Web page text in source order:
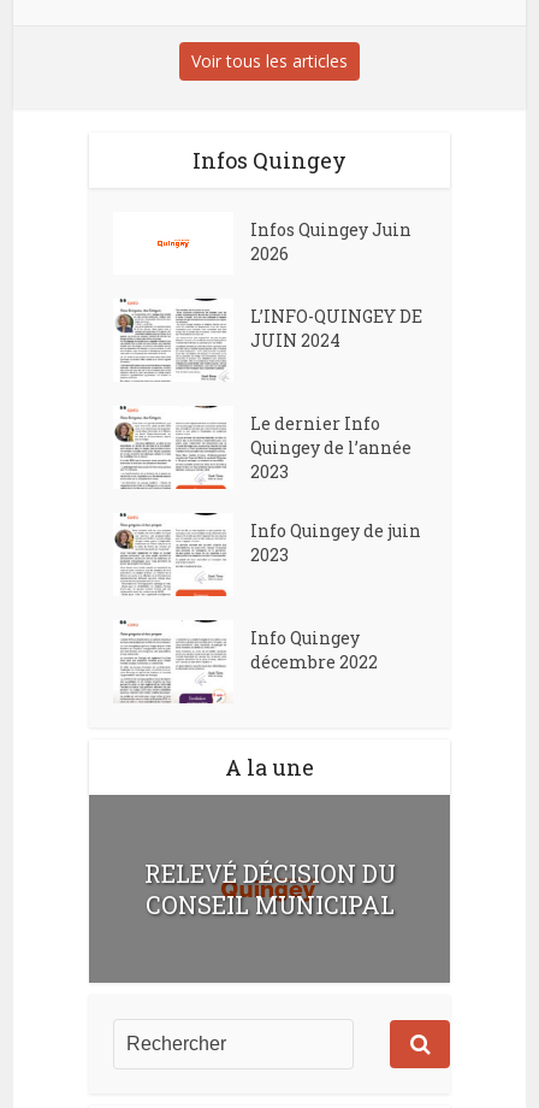
Voir tous les articles
Infos Quingey
Infos Quingey Juin
2026
L’INFO-QUINGEY DE
JUIN 2024
Le dernier Info
Quingey de l’année
2023
Info Quingey de juin
2023
Info Quingey
décembre 2022
A la une
RELEVÉ DÉCISION DU
CONSEIL MUNICIPAL